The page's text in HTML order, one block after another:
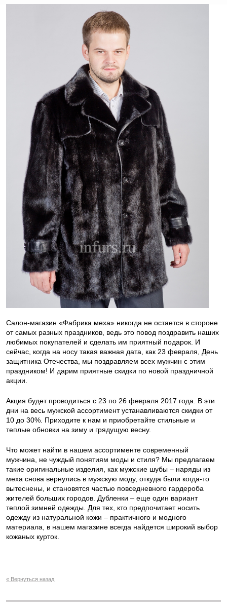
Салон-магазин «Фабрика меха» никогда не остается в стороне
от самых разных праздников, ведь это повод поздравить наших
любимых покупателей и сделать им приятный подарок. И
сейчас, когда на носу такая важная дата, как 23 февраля, День
защитника Отечества, мы поздравляем всех мужчин с этим
праздником! И дарим приятные скидки по новой праздничной
акции.
Акция будет проводиться с 23 по 26 февраля 2017 года. В эти
дни на весь мужской ассортимент устанавливаются скидки от
10 до 30%. Приходите к нам и приобретайте стильные и
теплые обновки на зиму и грядущую весну.
Что может найти в нашем ассортименте современный
мужчина, не чуждый понятиям моды и стиля? Мы предлагаем
такие оригинальные изделия, как мужские шубы – наряды из
меха снова вернулись в мужскую моду, откуда были когда-то
вытеснены, и становятся частью повседневного гардероба
жителей больших городов. Дубленки – еще один вариант
теплой зимней одежды. Для тех, кто предпочитает носить
одежду из натуральной кожи – практичного и модного
материала, в нашем магазине всегда найдется широкий выбор
кожаных курток.
« Вернуться назад